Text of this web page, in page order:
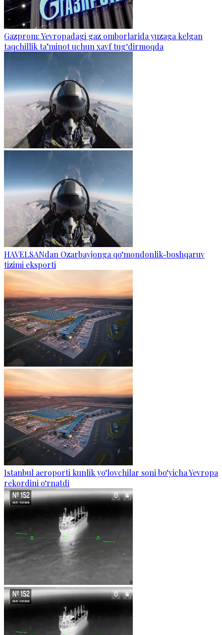
Gazprom: Yevropadagi gaz omborlarida yuzaga kelgan
taqchillik ta’minot uchun xavf tug‘dirmoqda
HAVELSANdan Ozarbayjonga qo‘mondonlik-boshqaruv
tizimi eksporti
Istanbul aeroporti kunlik yo‘lovchilar soni bo‘yicha Yevropa
rekordini o‘rnatdi